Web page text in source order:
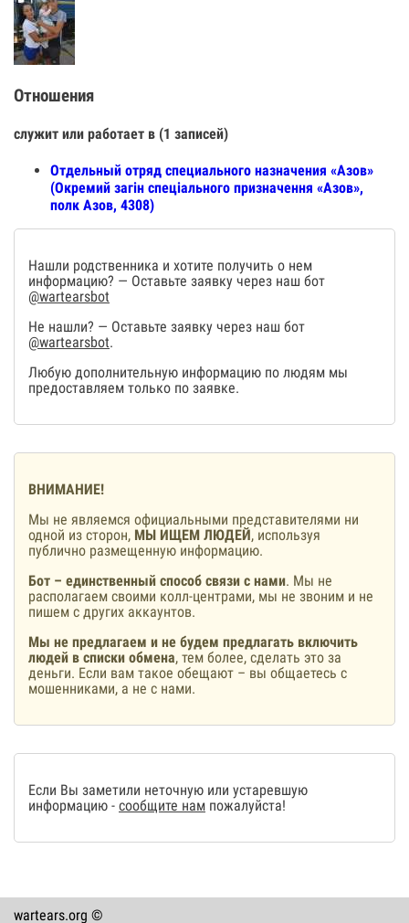
Отношения
служит или работает в (1 записей)
Отдельный отряд специального назначения «Азов»
(Окремий загін спеціального призначення «Азов»,
полк Азов, 4308)
Нашли родственника и хотите получить о нем
информацию? — Оставьте заявку через наш бот
@wartearsbot
Не нашли? — Оставьте заявку через наш бот
@wartearsbot.
Любую дополнительную информацию по людям мы
предоставляем только по заявке.
ВНИМАНИЕ!
Мы не являемся официальными представителями ни
одной из сторон, МЫ ИЩЕМ ЛЮДЕЙ, используя
публично размещенную информацию.
Бот – единственный способ связи с нами. Мы не
располагаем своими колл-центрами, мы не звоним и не
пишем с других аккаунтов.
Мы не предлагаем и не будем предлагать включить
людей в списки обмена, тем более, сделать это за
деньги. Если вам такое обещают – вы общаетесь с
мошенниками, а не с нами.
Если Вы заметили неточную или устаревшую
информацию - сообщите нам пожалуйста!
wartears.org ©